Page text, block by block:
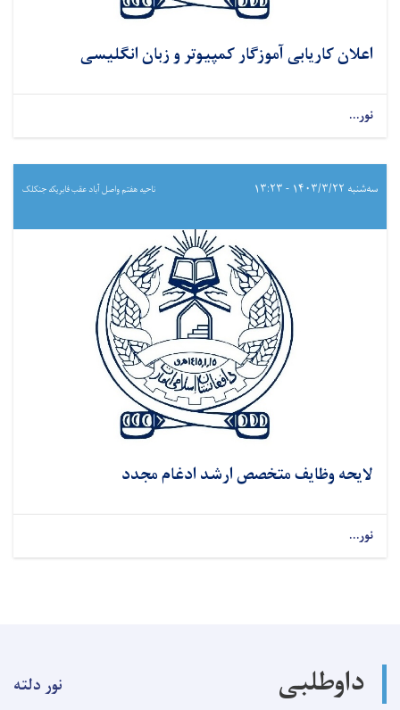
اعلان کاریابی آموزگار کمپیوتر و زبان انگلیسی
نور...
سه‌شنبه ۱۴۰۳/۳/۲۲ - ۱۳:۲۳ ناحیه هفتم واصل آباد عقب فابریکه جنکلک
لایحه وظایف متخصص ارشد ادغام مجدد
نور...
داوطلبی نور دلته